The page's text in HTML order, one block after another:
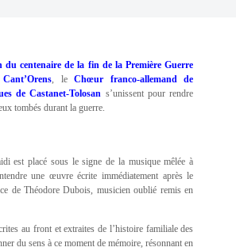
du centenaire de la fin de la Première Guerre
Cant’Orens, leChœur franco-allemand de
de Castanet-Tolosan s’unissent pour rendre
tombés durant la guerre.
est placé sous le signe de la musique mêlée à
une œuvre écrite immédiatement après le
de Théodore Dubois, musicien oublié remis en
au front et extraites de l’histoire familiale des
du sens à ce moment de mémoire, résonnant en